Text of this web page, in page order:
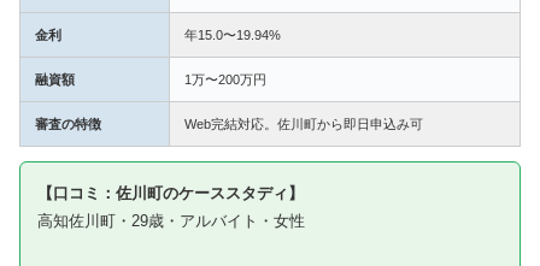
金利 年15.0〜19.94%
融資額 1万〜200万円
審査の特徴 Web完結対応。佐川町から即日申込み可
【口コミ：佐川町のケーススタディ】
高知佐川町・29歳・アルバイト・女性